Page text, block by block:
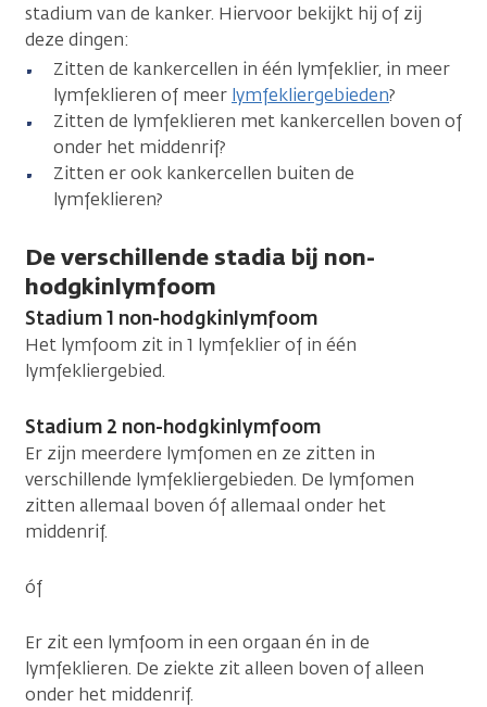
stadium van de kanker. Hiervoor bekijkt hij of zij
deze dingen:
Zitten de kankercellen in één lymfeklier, in meer
lymfeklieren of meer lymfekliergebieden?
Zitten de lymfeklieren met kankercellen boven of
onder het middenrif?
Zitten er ook kankercellen buiten de
lymfeklieren?
De verschillende stadia bij non-
hodgkinlymfoom
Stadium 1 non-hodgkinlymfoom
Het lymfoom zit in 1 lymfeklier of in één
lymfekliergebied.
Stadium 2 non-hodgkinlymfoom
Er zijn meerdere lymfomen en ze zitten in
verschillende lymfekliergebieden. De lymfomen
zitten allemaal boven óf allemaal onder het
middenrif.
óf
Er zit een lymfoom in een orgaan én in de
lymfeklieren. De ziekte zit alleen boven of alleen
onder het middenrif.